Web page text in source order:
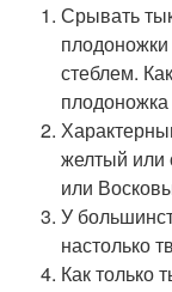
Срывать
стеблем.
желтый или
или
У
настолько
Как только